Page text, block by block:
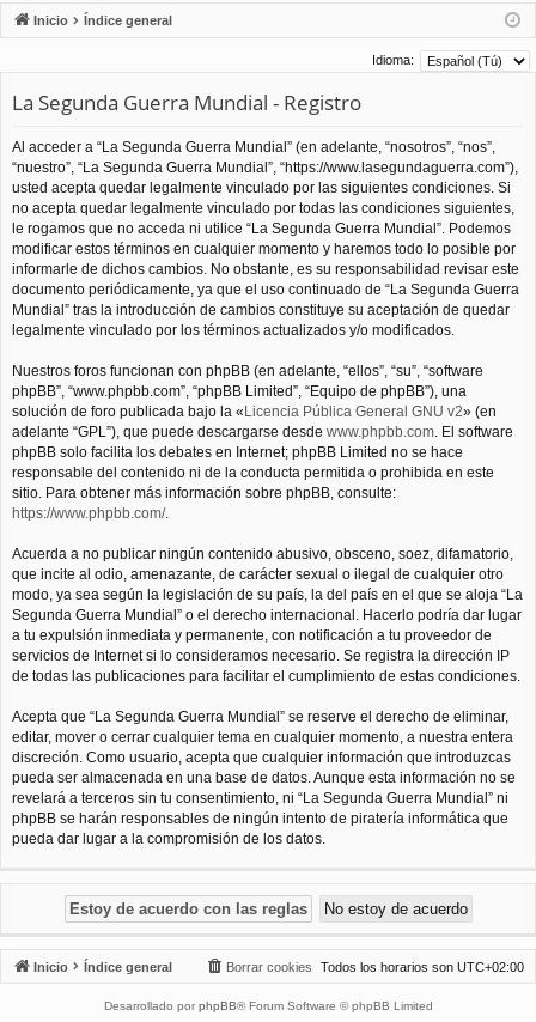
Inicio Índice general
Idioma:
La Segunda Guerra Mundial - Registro
Al acceder a “La Segunda Guerra Mundial” (en adelante, “nosotros”, “nos”,
“nuestro”, “La Segunda Guerra Mundial”, “https://www.lasegundaguerra.com”),
usted acepta quedar legalmente vinculado por las siguientes condiciones. Si
no acepta quedar legalmente vinculado por todas las condiciones siguientes,
le rogamos que no acceda ni utilice “La Segunda Guerra Mundial”. Podemos
modificar estos términos en cualquier momento y haremos todo lo posible por
informarle de dichos cambios. No obstante, es su responsabilidad revisar este
documento periódicamente, ya que el uso continuado de “La Segunda Guerra
Mundial” tras la introducción de cambios constituye su aceptación de quedar
legalmente vinculado por los términos actualizados y/o modificados.
Nuestros foros funcionan con phpBB (en adelante, “ellos”, “su”, “software
phpBB”, “www.phpbb.com”, “phpBB Limited”, “Equipo de phpBB”), una
solución de foro publicada bajo la «Licencia Pública General GNU v2» (en
adelante “GPL”), que puede descargarse desde www.phpbb.com. El software
phpBB solo facilita los debates en Internet; phpBB Limited no se hace
responsable del contenido ni de la conducta permitida o prohibida en este
sitio. Para obtener más información sobre phpBB, consulte:
https://www.phpbb.com/.
Acuerda a no publicar ningún contenido abusivo, obsceno, soez, difamatorio,
que incite al odio, amenazante, de carácter sexual o ilegal de cualquier otro
modo, ya sea según la legislación de su país, la del país en el que se aloja “La
Segunda Guerra Mundial” o el derecho internacional. Hacerlo podría dar lugar
a tu expulsión inmediata y permanente, con notificación a tu proveedor de
servicios de Internet si lo consideramos necesario. Se registra la dirección IP
de todas las publicaciones para facilitar el cumplimiento de estas condiciones.
Acepta que “La Segunda Guerra Mundial” se reserve el derecho de eliminar,
editar, mover o cerrar cualquier tema en cualquier momento, a nuestra entera
discreción. Como usuario, acepta que cualquier información que introduzcas
pueda ser almacenada en una base de datos. Aunque esta información no se
revelará a terceros sin tu consentimiento, ni “La Segunda Guerra Mundial” ni
phpBB se harán responsables de ningún intento de piratería informática que
pueda dar lugar a la compromisión de los datos.
Inicio Índice general Todos los horarios son UTC+02:00
Borrar cookies
Desarrollado por phpBB® Forum Software © phpBB Limited